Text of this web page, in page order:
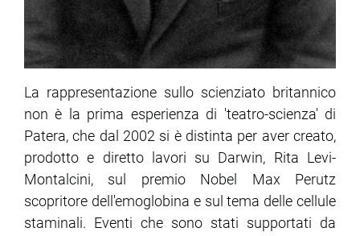
La rappresentazione sullo scienziato britannico
non è la prima esperienza di 'teatro-scienza' di
Patera, che dal 2002 si è distinta per aver creato,
prodotto e diretto lavori su Darwin, Rita Levi-
Montalcini, sul premio Nobel Max Perutz
scopritore dell'emoglobina e sul tema delle cellule
staminali. Eventi che sono stati supportati da